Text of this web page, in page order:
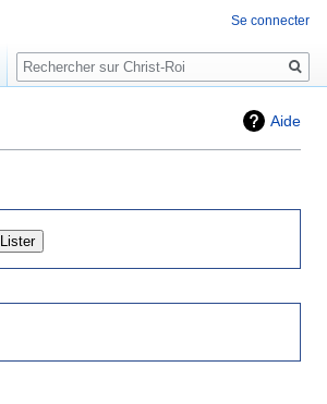
Aide
Se connecter
Rechercher